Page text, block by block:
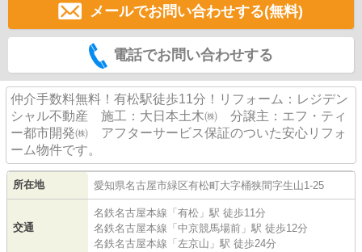
メールでお問い合わせする(無料)
電話でお問い合わせする
仲介手数料無料！有松駅徒歩11分！リフォーム：レジデン
シャル不動産 施工：大日本土木㈱ 分譲主：エフ・ティ
ー都市開発㈱ アフターサービス保証のついた安心リフォ
ーム物件です。
所在地 愛知県名古屋市緑区有松町大字桶狭間字生山1-25
交通
名鉄名古屋本線 「 有松 」駅 徒歩11分
名鉄名古屋本線 「 中京競馬場前 」駅 徒歩12分
名鉄名古屋本線 「 左京山 」駅 徒歩24分